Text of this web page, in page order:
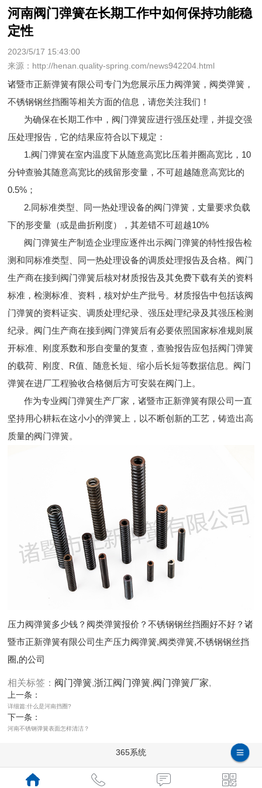
河南阀门弹簧在长期工作中如何保持功能稳
定性
2023/5/17 15:43:00
来源：http://henan.quality-spring.com/news942204.html
诸暨市正新弹簧有限公司专门为您展示压力阀弹簧 ，阀类弹簧，
不锈钢钢丝挡圈等相关方面的信息，请您关注我们！
为确保在长期工作中，阀门弹簧应进行强压处理，并提交强
压处理报告，它的结果应符合以下规定：
1.阀门弹簧在室内温度下从随意高宽比压着并圈高宽比，10
分钟查验其随意高宽比的残留形变量，不可超越随意高宽比的
0.5%；
2.同标准类型、同一热处理设备的阀门弹簧，丈量要求负载
下的形变量（或是曲折刚度），其差错不可超越10%
阀门弹簧生产制造企业理应逐件出示阀门弹簧的特性报告检
测和同标准类型、同一热处理设备的调质处理报告及合格。阀门
生产商在接到阀门弹簧后核对材质报告及其免费下载有关的资料
标准，检测标准、资料，核对炉生产批号。材质报告中包括该阀
门弹簧的资料证实、调质处理纪录、强压处理纪录及其强压检测
纪录。阀门生产商在接到阀门弹簧后有必要依照国家标准规则展
开标准、刚度系数和形自变量的复查，查验报告应包括阀门弹簧
的载荷、刚度、R值、随意长短、缩小后长短等数据信息。阀门
弹簧在进厂工程验收合格侧后方可安裝在阀门上。
作为专业阀门弹簧生产厂家，诸暨市正新弹簧有限公司一直
坚持用心耕耘在这小小的弹簧上，以不断创新的工艺，铸造出高
质量的阀门弹簧。
压力阀弹簧多少钱？阀类弹簧报价？不锈钢钢丝挡圈好不好？诸
暨市正新弹簧有限公司生产压力阀弹簧,阀类弹簧,不锈钢钢丝挡
圈,的公司
相关标签： 阀门弹簧,浙江阀门弹簧,阀门弹簧厂家,
上一条：
详细篇:什么是河南挡圈?
下一条：
河南不锈钢弹簧表面怎样清洁？
365系统